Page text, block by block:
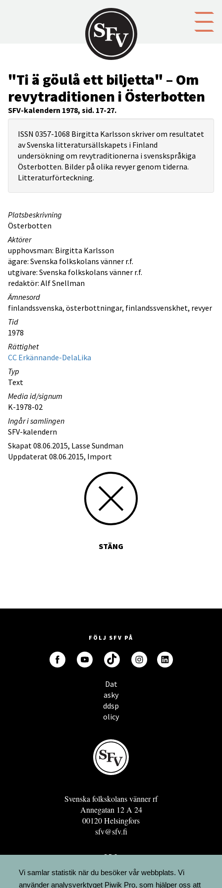
"Ti ä göulå ett biljetta" – Om
revytraditionen i Österbotten
SFV-kalendern 1978, sid. 17-27.
ISSN 0357-1068 Birgitta Karlsson skriver om resultatet
av Svenska litteratursällskapets i Finland
undersökning om revytraditionerna i svenskspråkiga
Österbotten. Bilder på olika revyer genom tiderna.
Litteraturförteckning.
Platsbeskrivning
Österbotten
Aktörer
upphovsman: Birgitta Karlsson
ägare: Svenska folkskolans vänner r.f.
utgivare: Svenska folkskolans vänner r.f.
redaktör: Alf Snellman
Ämnesord
finlandssvenska, österbottningar, finlandssvenskhet, revyer
Tid
1978
Rättighet
CC Erkännande-DelaLika
Typ
Text
Media id/signum
K-1978-02
Ingår i samlingen
SFV-kalendern
Skapat 08.06.2015, Lasse Sundman
Uppdaterat 08.06.2015, Import
STÄNG
FÖLJ SFV PÅ
Dat
asky
ddsp
olicy
Svenska folkskolans vänner rf
Annegatan 12 A 24
00120 Helsingfors
sfv@sfv.fi
GRO
FÖRENINGSRESURSEN
MINNESRUNOR.FI
Vi samlar statistik när du besöker vår webbplats. Vi
använder analysverktyget Piwik Pro, som hjälper oss att